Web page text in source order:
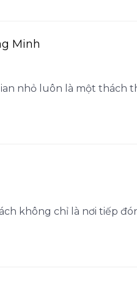
Minh
nhỏ luôn là một thách
không chỉ là nơi tiếp